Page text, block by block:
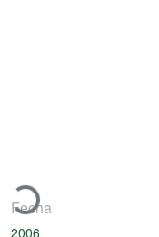
Cargando...
Fecha
2006